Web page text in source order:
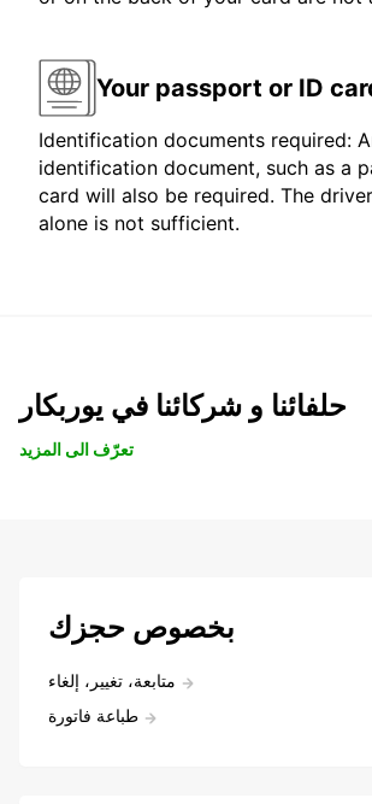
Your passport or ID
Identification documents required:
identification document, such as a
card will also be required. The
alone is not sufficient.
حلفائنا و شركائنا في يوربكار
تعرّف الى المزيد
بخصوص حجزك
متابعة، تغيير، إلغاء
طباعة فاتورة